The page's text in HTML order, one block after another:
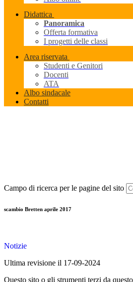
Didattica
Panoramica
Offerta formativa
I progetti delle classi
Area riservata
Studenti e Genitori
Docenti
ATA
Albo sindacale
Contatti
Campo di ricerca per le pagine del sito
scambio Bretten aprile 2017
Notizie
Ultima revisione il 17-09-2024
Questo sito o gli strumenti terzi da